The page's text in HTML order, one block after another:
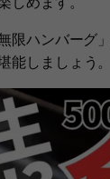
限ハンバーグ
能しましょう。